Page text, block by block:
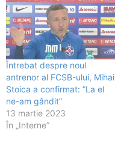
Întrebat despre noul
antrenor al FCSB-ului, Mihai
Stoica a confirmat: ”La el
ne-am gândit”
13 martie 2023
În „Interne”